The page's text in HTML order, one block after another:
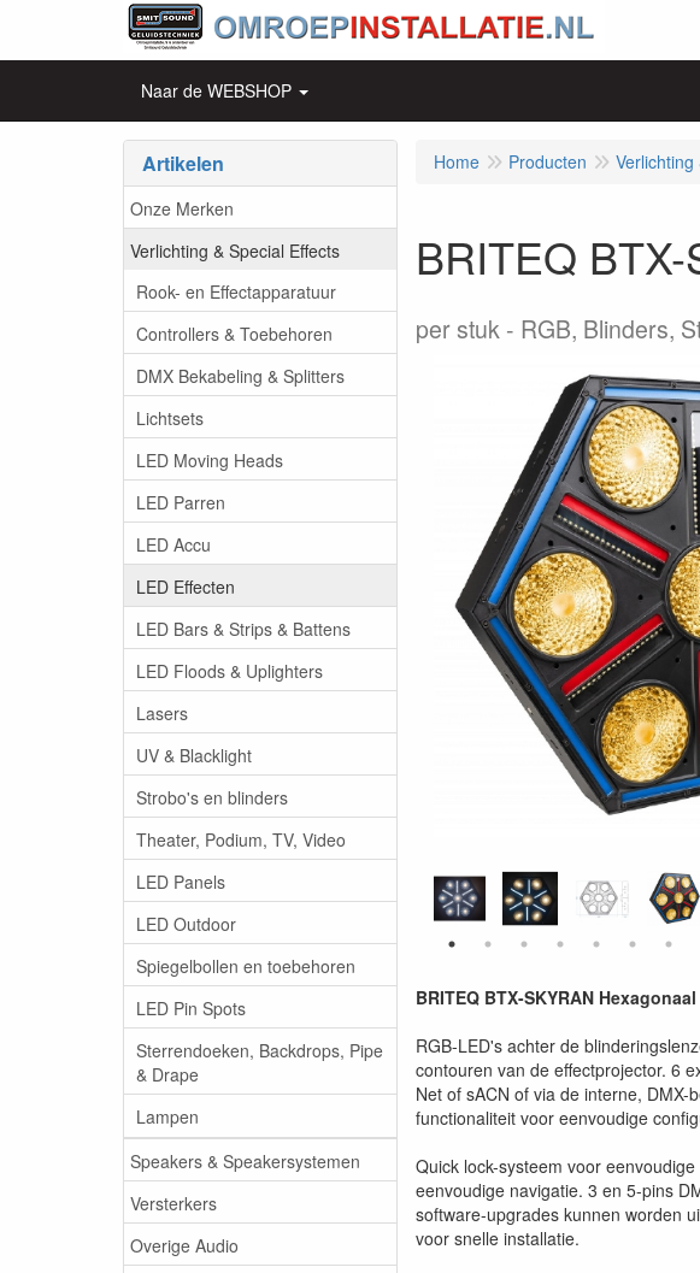
Naar de WEBSHOP
Artikelen
Onze Merken
Verlichting & Special Effects
Rook- en Effectapparatuur
Controllers & Toebehoren
DMX Bekabeling & Splitters
Lichtsets
LED Moving Heads
LED Parren
LED Accu
LED Effecten
LED Bars & Strips & Battens
LED Floods & Uplighters
Lasers
UV & Blacklight
Strobo's en blinders
Theater, Podium, TV, Video
LED Panels
LED Outdoor
Spiegelbollen en toebehoren
LED Pin Spots
Sterrendoeken, Backdrops, Pipe
& Drape
Lampen
Speakers & Speakersystemen
Versterkers
Overige Audio
Home Producten Verlichting
BRITEQ
per stuk RGB, Blinders,
BRITEQ BTX-SKYRAN
RGB-LED's achter de
contouren van de effectprojector. 6
Net of sACN of via de interne,
functionaliteit voor eenvoudige
Quick lock-systeem voor
eenvoudige navigatie. 3 en 5-pins
software-upgrades kunnen worden
voor snelle installatie.